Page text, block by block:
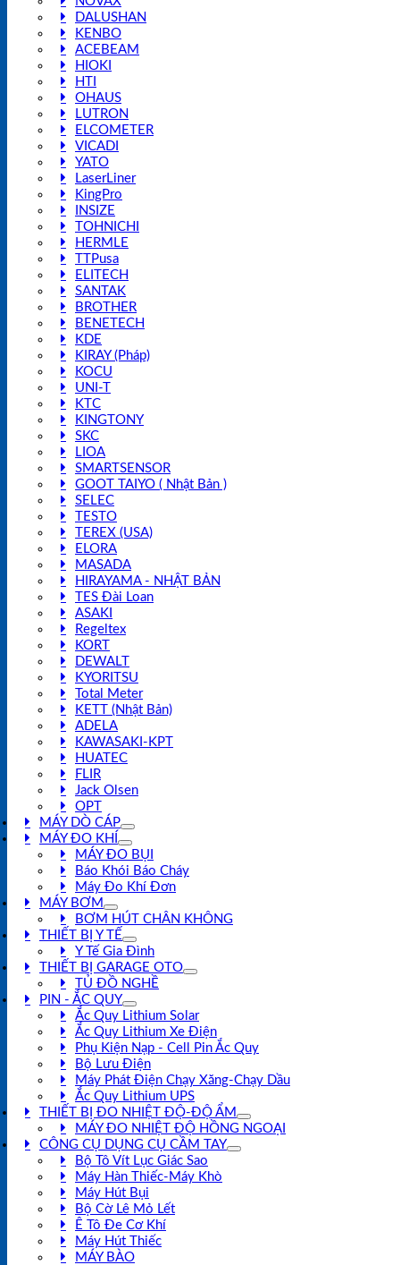
DALUSHAN
KENBO
ACEBEAM
HIOKI
HTI
OHAUS
LUTRON
ELCOMETER
VICADI
YATO
LaserLiner
KingPro
INSIZE
TOHNICHI
HERMLE
TTPusa
ELITECH
SANTAK
BROTHER
BENETECH
KDE
KIRAY (Pháp)
KOCU
UNI-T
KTC
KINGTONY
SKC
LIOA
SMARTSENSOR
GOOT TAIYO ( Nhật Bản )
SELEC
TESTO
TEREX (USA)
ELORA
MASADA
HIRAYAMA - NHẬT BẢN
TES Đài Loan
ASAKI
Regeltex
KORT
DEWALT
KYORITSU
Total Meter
KETT (Nhật Bản)
ADELA
KAWASAKI-KPT
HUATEC
FLIR
Jack Olsen
OPT
MÁY DÒ CÁP
MÁY ĐO KHÍ
MÁY ĐO BỤI
Báo Khói Báo Cháy
Máy Đo Khí Đơn
MÁY BƠM
BƠM HÚT CHÂN KHÔNG
THIẾT BỊ Y TẾ
Y Tế Gia Đình
THIẾT BỊ GARAGE OTO
TỦ ĐỒ NGHỀ
PIN - ẮC QUY
Ắc Quy Lithium Solar
Ắc Quy Lithium Xe Điện
Phụ Kiện Nạp - Cell Pin Ắc Quy
Bộ Lưu Điện
Máy Phát Điện Chạy Xăng-Chạy Dầu
Ắc Quy Lithium UPS
THIẾT BỊ ĐO NHIỆT ĐỘ-ĐỘ ẨM
MÁY ĐO NHIỆT ĐỘ HỒNG NGOẠI
CÔNG CỤ DỤNG CỤ CẦM TAY
Bộ Tô Vít Lục Giác Sao
Máy Hàn Thiếc-Máy Khò
Máy Hút Bụi
Bộ Cờ Lê Mỏ Lết
Ê Tô Đe Cơ Khí
Máy Hút Thiếc
MÁY BÀO